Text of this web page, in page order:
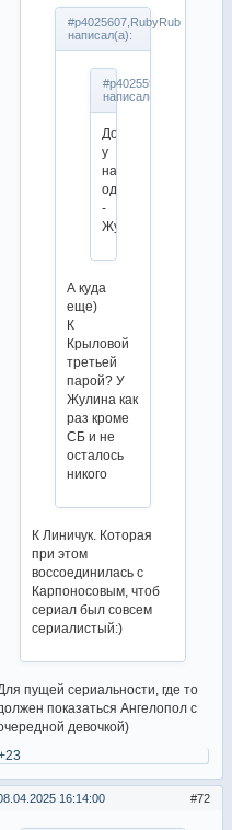
#p4025607,RubyRub
написал(а):
#p4025598,aleksey71
написал(а):
Дорога
у
нас
одна
-
Жулин.
А куда
еще)
К
Крыловой
третьей
парой? У
Жулина как
раз кроме
СБ и не
осталось
никого
К Линичук. Которая
при этом
воссоединилась с
Карпоносовым, чтоб
сериал был совсем
сериалистый:)
пущей сериальности, где то
показаться Ангелопол с
девочкой)
72
16:14:00